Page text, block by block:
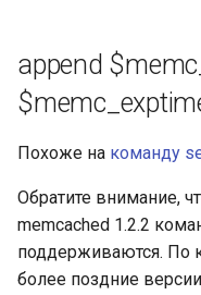
append
Похоже на команду
Обратите внимание,
memcached 1.2.2
поддерживаются. По
более поздние